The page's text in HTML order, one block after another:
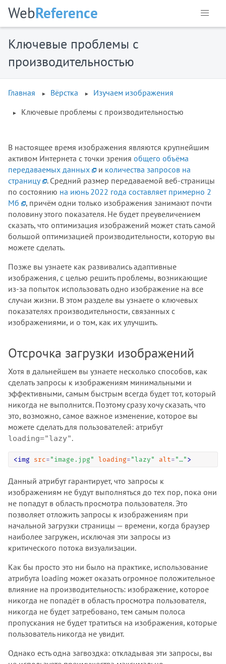
WebReference
Ключевые проблемы с
производительностью
Главная Вёрстка
Изучаем изображения
Ключевые проблемы с производительностью
В настоящее время изображения являются крупнейшим
активом Интернета с точки зрения общего объёма
передаваемых данных
и количества запросов на
страницу
. Средний размер передаваемой веб-страницы
по состоянию на июнь 2022 года составляет примерно 2
Мб
, причём одни только изображения занимают почти
половину этого показателя. Не будет преувеличением
сказать, что оптимизация изображений может стать самой
большой оптимизацией производительности, которую вы
можете сделать.
Позже вы узнаете как развивались адаптивные
изображения, с целью решить проблемы, возникающие
из-за попыток использовать одно изображение на все
случаи жизни. В этом разделе вы узнаете о ключевых
показателях производительности, связанных с
изображениями, и о том, как их улучшить.
Отсрочка загрузки изображений
Хотя в дальнейшем вы узнаете несколько способов, как
сделать запросы к изображениям минимальными и
эффективными, самым быстрым всегда будет тот, который
никогда не выполнится. Поэтому сразу хочу сказать, что
это, возможно, самое важное изменение, которое вы
можете сделать для пользователей: атрибут
loading="lazy".
<img src= " image.jpg " loading= "lazy " alt= "…" >
Данный атрибут гарантирует, что запросы к
изображениям не будут выполняться до тех пор, пока они
не попадут в область просмотра пользователя. Это
позволяет отложить запросы к изображениям при
начальной загрузки страницы — времени, когда браузер
наиболее загружен, исключая эти запросы из
критического потока визуализации.
Как бы просто это ни было на практике, использование
атрибута loading может оказать огромное положительное
влияние на производительность: изображение, которое
никогда не попадёт в область просмотра пользователя,
никогда не будет затребовано, тем самым полоса
пропускания не будет тратиться на изображения, которые
пользователь никогда не увидит.
Однако есть одна загвоздка: откладывая эти запросы, вы